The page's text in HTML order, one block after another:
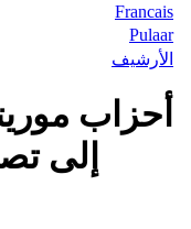
Francais
Pulaar
الأرشيف
أحزاب
إلى